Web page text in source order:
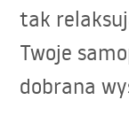
tak
Twoje
dobrana